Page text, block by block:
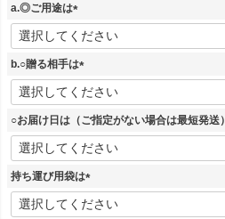
a.◎ご用途は
(
必
須
b.○贈る相手は
(
必
須
○お届け日は（ご指定がない場合は最短発送）
持ち運び用袋は
(
必